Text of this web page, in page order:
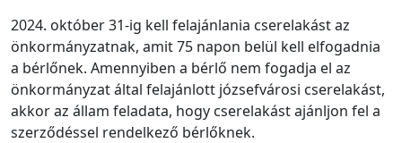
2024. október 31-ig kell felajánlania cserelakást az
önkormányzatnak, amit 75 napon belül kell elfogadnia
a bérlőnek. Amennyiben a bérlő nem fogadja el az
önkormányzat által felajánlott józsefvárosi cserelakást,
akkor az állam feladata, hogy cserelakást ajánljon fel a
szerződéssel rendelkező bérlőknek.